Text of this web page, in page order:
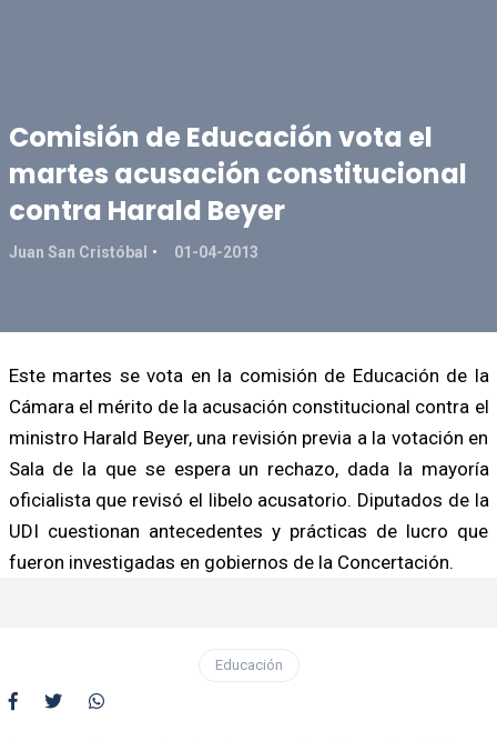
Comisión de Educación vota el
martes acusación constitucional
contra Harald Beyer
Juan San Cristóbal 01-04-2013
Este martes se vota en la comisión de Educación de la
Cámara el mérito de la acusación constitucional contra el
ministro Harald Beyer, una revisión previa a la votación en
Sala de la que se espera un rechazo, dada la mayoría
oficialista que revisó el libelo acusatorio. Diputados de la
UDI cuestionan antecedentes y prácticas de lucro que
fueron investigadas en gobiernos de la Concertación.
Educación